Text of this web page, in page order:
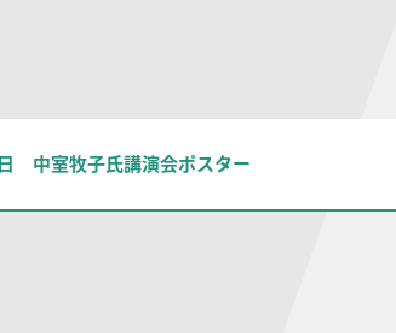
中室牧子氏講演会ポスター